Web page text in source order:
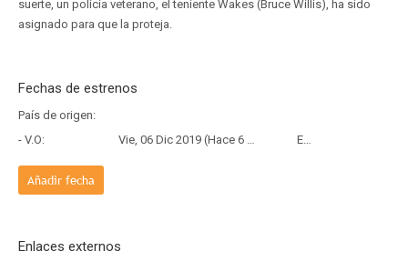
suerte, un policía veterano, el teniente Wakes (Bruce Willis), ha sido
asignado para que la proteja.
Fechas de estrenos
País de origen:
- V.O:
Vie, 06 Dic 2019 (Hace 6 años y 8 meses) Estreno
Añadir fecha
Enlaces externos